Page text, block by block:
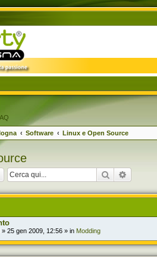
Software Linux e Open Source
Cerca
» 25 gen 2009, 12:56 » in Modding